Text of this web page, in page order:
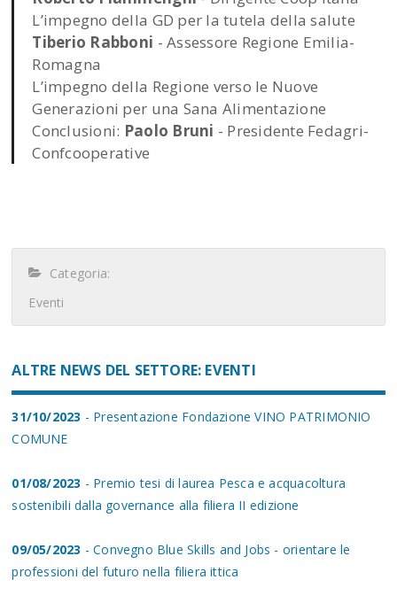
L’impegno della GD per la tutela della salute
Tiberio Rabboni - Assessore Regione Emilia-
Romagna
L’impegno della Regione verso le Nuove
Generazioni per una Sana Alimentazione
Conclusioni: Paolo Bruni - Presidente Fedagri-
Confcooperative
Categoria:
Eventi
ALTRE NEWS DEL SETTORE: EVENTI
31/10/2023 - Presentazione Fondazione VINO PATRIMONIO
COMUNE
01/08/2023 - Premio tesi di laurea Pesca e acquacoltura
sostenibili dalla governance alla filiera II edizione
09/05/2023 - Convegno Blue Skills and Jobs - orientare le
professioni del futuro nella filiera ittica